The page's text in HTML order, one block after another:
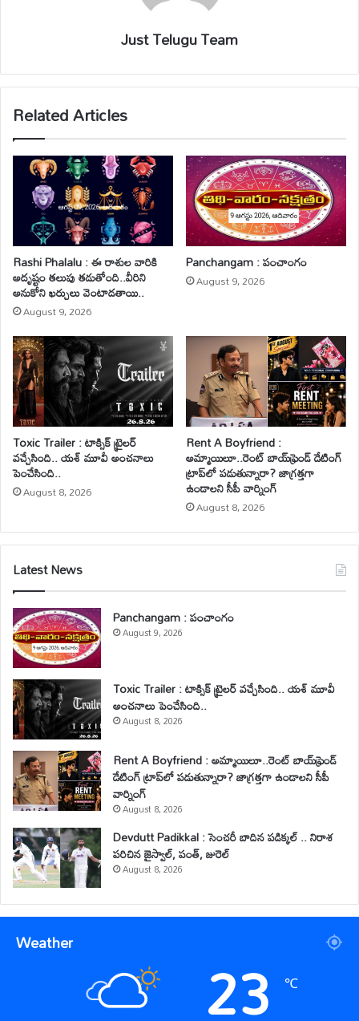
Just Telugu Team
Related Articles
Rashi Phalalu : ఈ రాశుల వారికి
అదృష్టం తలుపు తడుతోంది..వీరిని
అనుకోని ఖర్చులు వెంటాడతాయి..
August 9, 2026
Panchangam : పంచాంగం
August 9, 2026
Toxic Trailer : టాక్సిక్ ట్రైలర్
వచ్చేసింది.. యశ్ మూవీ అంచనాలు
పెంచేసింది..
August 8, 2026
Rent A Boyfriend :
అమ్మాయిలూ..రెంట్ బాయ్‌ఫ్రెండ్ డేటింగ్
ట్రాప్‌లో పడుతున్నారా? జాగ్రత్తగా
ఉండాలని సీపీ వార్నింగ్
August 8, 2026
Latest News
Panchangam : పంచాంగం
August 9, 2026
Toxic Trailer : టాక్సిక్ ట్రైలర్ వచ్చేసింది.. యశ్ మూవీ
అంచనాలు పెంచేసింది..
August 8, 2026
Rent A Boyfriend : అమ్మాయిలూ..రెంట్ బాయ్‌ఫ్రెండ్
డేటింగ్ ట్రాప్‌లో పడుతున్నారా? జాగ్రత్తగా ఉండాలని సీపీ
వార్నింగ్
August 8, 2026
Devdutt Padikkal : సెంచరీ బాదిన పడిక్కల్ .. నిరాశ
పరిచిన జైస్వాల్, పంత్, జురెల్
August 8, 2026
Weather 23 ℃